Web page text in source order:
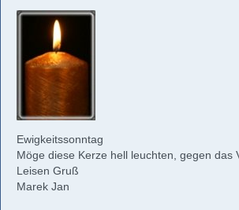
Ewigkeitssonntag
Möge diese Kerze hell leuchten, gegen das
Leisen Gruß
Marek Jan